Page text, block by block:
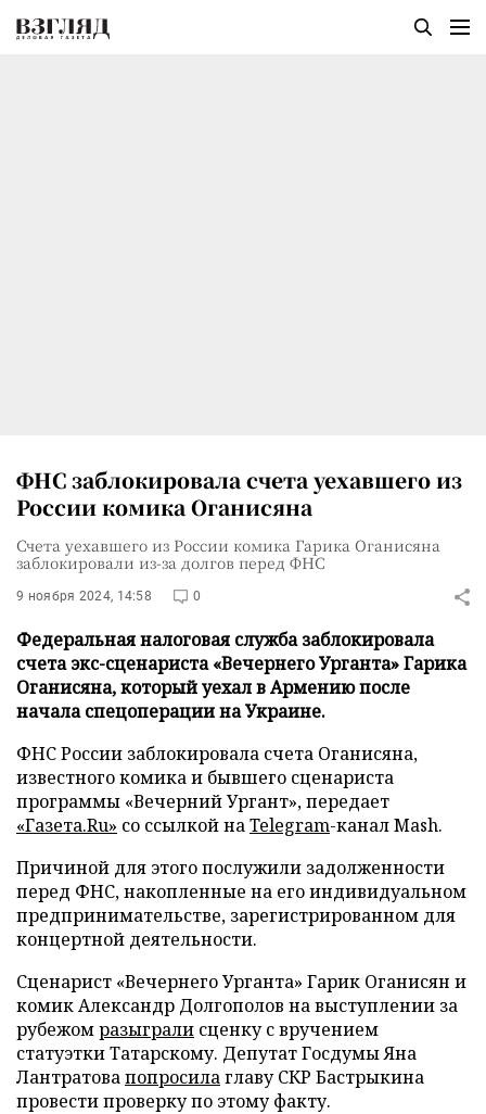
ФНС заблокировала счета уехавшего из
России комика Оганисяна
Счета уехавшего из России комика Гарика Оганисяна
заблокировали из-за долгов перед ФНС
9 ноября 2024, 14:58 0
Федеральная налоговая служба заблокировала
счета экс-сценариста «Вечернего Урганта» Гарика
Оганисяна, который уехал в Армению после
начала спецоперации на Украине.
ФНС России заблокировала счета Оганисяна,
известного комика и бывшего сценариста
программы «Вечерний Ургант», передает
«Газета.Ru» со ссылкой наTelegram-канал Mash.
Причиной для этого послужили задолженности
перед ФНС, накопленные на его индивидуальном
предпринимательстве, зарегистрированном для
концертной деятельности.
Сценарист «Вечернего Урганта» Гарик Оганисян и
комик Александр Долгополов на выступлении за
рубежомразыграли сценку с вручением
статуэтки Татарскому. Депутат Госдумы Яна
Лантратовапопросилаглаву СКР Бастрыкина
провести проверку по этому факту.